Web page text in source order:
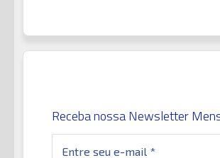
Receba nossa Newsletter